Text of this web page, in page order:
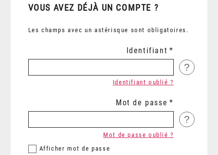
VOUS AVEZ DÉJÀ UN COMPTE ?
Les champs avec un astérisque sont obligatoires.
Identifiant
?
Identifiant oublié ?
Mot de passe
?
Afficher mot de passe
Mot de passe oublié ?